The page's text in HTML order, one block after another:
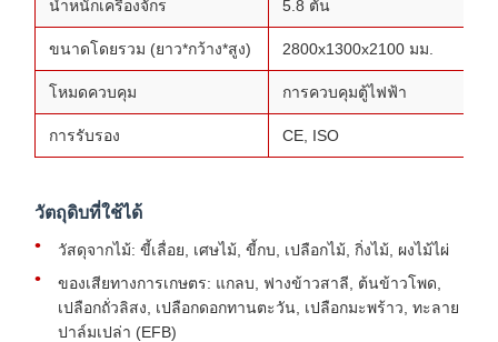
น้ำหนักเครื่องจักร 5.8 ตัน
ขนาดโดยรวม (ยาว*กว้าง*สูง) 2800x1300x2100 มม.
โหมดควบคุม การควบคุมตู้ไฟฟ้า
การรับรอง CE, ISO
วัตถุดิบที่ใช้ได้
วัสดุจากไม้: ขี้เลื่อย, เศษไม้, ขี้กบ, เปลือกไม้, กิ่งไม้, ผงไม้ไผ่
ของเสียทางการเกษตร: แกลบ, ฟางข้าวสาลี, ต้นข้าวโพด,
เปลือกถั่วลิสง, เปลือกดอกทานตะวัน, เปลือกมะพร้าว, ทะลาย
ปาล์มเปล่า (EFB)